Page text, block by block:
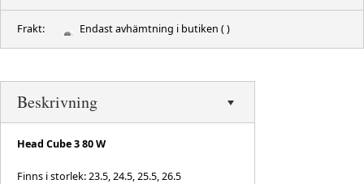
Frakt: Endast avhämtning i butiken ( )
Beskrivning
Head Cube 3 80 W
Finns i storlek: 23.5, 24.5, 25.5, 26.5